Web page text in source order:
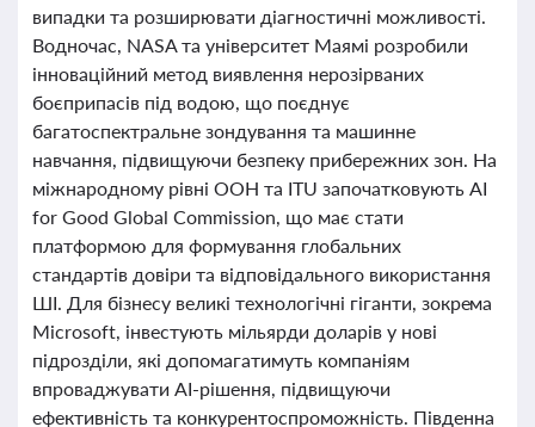
випадки та розширювати діагностичні можливості.
Водночас, NASA та університет Маямі розробили
інноваційний метод виявлення нерозірваних
боєприпасів під водою, що поєднує
багатоспектральне зондування та машинне
навчання, підвищуючи безпеку прибережних зон. На
міжнародному рівні ООН та ITU започатковують AI
for Good Global Commission, що має стати
платформою для формування глобальних
стандартів довіри та відповідального використання
ШІ. Для бізнесу великі технологічні гіганти, зокрема
Microsoft, інвестують мільярди доларів у нові
підрозділи, які допомагатимуть компаніям
впроваджувати AI-рішення, підвищуючи
ефективність та конкурентоспроможність. Південна